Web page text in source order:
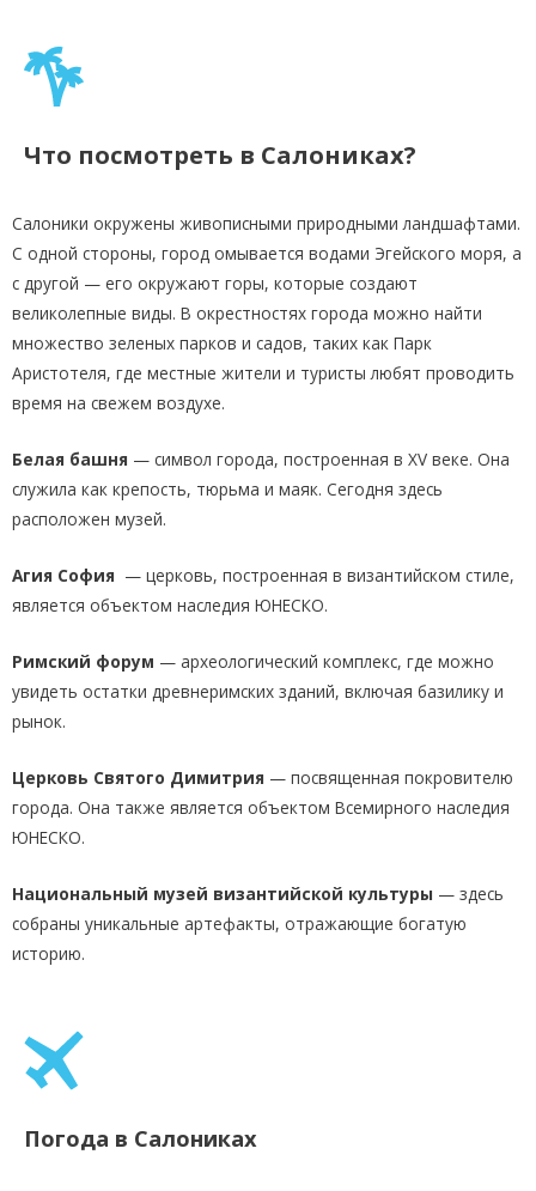
Что посмотреть в Салониках?
Салоники окружены живописными природными ландшафтами.
С одной стороны, город омывается водами Эгейского моря, а
с другой — его окружают горы, которые создают
великолепные виды. В окрестностях города можно найти
множество зеленых парков и садов, таких как Парк
Аристотеля, где местные жители и туристы любят проводить
время на свежем воздухе.
Белая башня — символ города, построенная в XV веке. Она
служила как крепость, тюрьма и маяк. Сегодня здесь
расположен музей.
Агия София — церковь, построенная в византийском стиле,
является объектом наследия ЮНЕСКО.
Римский форум — археологический комплекс, где можно
увидеть остатки древнеримских зданий, включая базилику и
рынок.
Церковь Святого Димитрия — посвященная покровителю
города. Она также является объектом Всемирного наследия
ЮНЕСКО.
Национальный музей византийской культуры — здесь
собраны уникальные артефакты, отражающие богатую
историю.
Погода в Салониках